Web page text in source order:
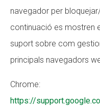
navegador per
continuació es mostren
suport sobre com
principals navegadors
Chrome:
https://